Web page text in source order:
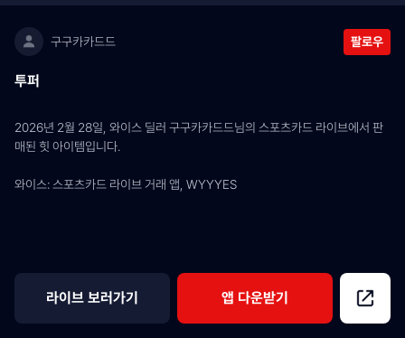
구구카카드드 팔로우
투퍼
2026년 2월 28일, 와이스 딜러 구구카카드드님의 스포츠카드 라이브에서 판
매된 힛 아이템입니다.
와이스: 스포츠카드 라이브 거래 앱, WYYYES
라이브 보러가기 앱 다운받기